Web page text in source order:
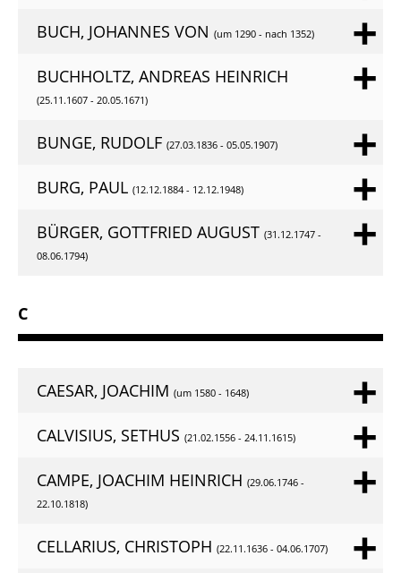
BUCH, JOHANNES VON (um 1290 - nach 1352)
BUCHHOLTZ, ANDREAS HEINRICH
(25.11.1607 - 20.05.1671)
BUNGE, RUDOLF (27.03.1836 - 05.05.1907)
BURG, PAUL (12.12.1884 - 12.12.1948)
BÜRGER, GOTTFRIED AUGUST (31.12.1747 -
08.06.1794)
C
CAESAR, JOACHIM (um 1580 - 1648)
CALVISIUS, SETHUS (21.02.1556 - 24.11.1615)
CAMPE, JOACHIM HEINRICH (29.06.1746 -
22.10.1818)
CELLARIUS, CHRISTOPH (22.11.1636 - 04.06.1707)